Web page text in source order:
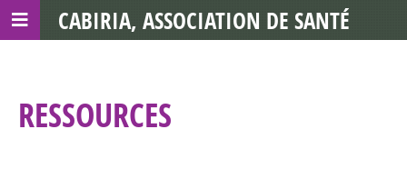
RESSOURCES
CABIRIA, ASSOCIATION DE SANTÉ